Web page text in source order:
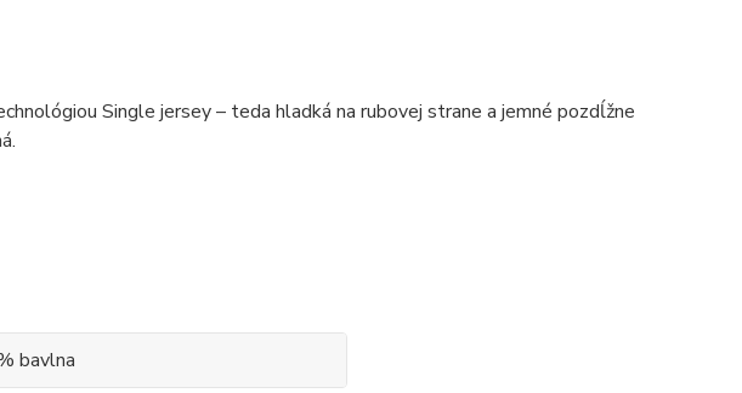
Single jersey – teda hladká na rubovej strane a jemné pozdĺžne
bavlna